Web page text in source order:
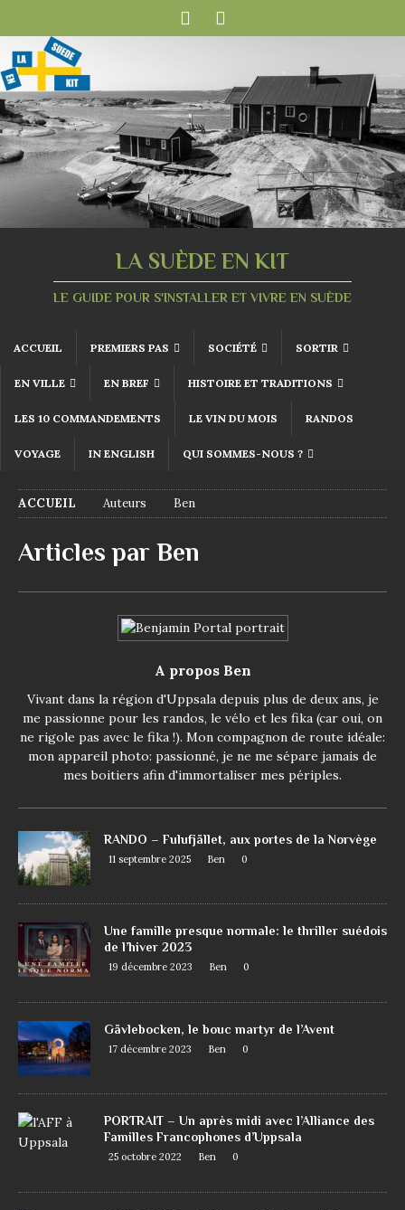
LA SUÈDE EN KIT
LE GUIDE POUR S'INSTALLER ET VIVRE EN SUÈDE
ACCUEIL PREMIERS PAS SOCIÉTÉ SORTIR
EN VILLE EN BREF HISTOIRE ET TRADITIONS
LES 10 COMMANDEMENTS LE VIN DU MOIS RANDOS
VOYAGE IN ENGLISH QUI SOMMES-NOUS ?
ACCUEIL Auteurs Ben
Articles par Ben
A propos Ben
Vivant dans la région d'Uppsala depuis plus de deux ans, je
me passionne pour les randos, le vélo et les fika (car oui, on
ne rigole pas avec le fika !). Mon compagnon de route idéale:
mon appareil photo: passionné, je ne me sépare jamais de
mes boitiers afin d'immortaliser mes périples.
RANDO – Fulufjället, aux portes de la Norvège
11 septembre 2025 Ben 0
Une famille presque normale: le thriller suédois
de l’hiver 2023
19 décembre 2023 Ben 0
Gävlebocken, le bouc martyr de l’Avent
17 décembre 2023 Ben 0
PORTRAIT – Un après midi avec l’Alliance des
Familles Francophones d’Uppsala
25 octobre 2022 Ben 0